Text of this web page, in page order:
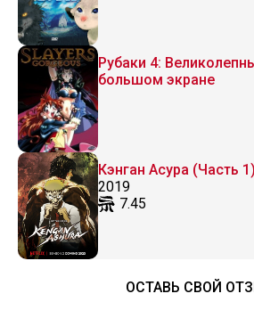
Рубаки 4:
большом экране
Кэнган Асура (Часть 1)
2019
7.45
ОСТАВЬ СВОЙ